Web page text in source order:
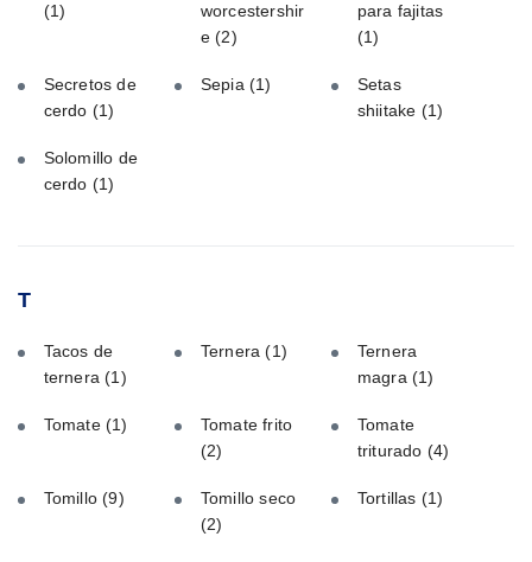
(1)
worcestershir
e(2)
para fajitas
(1)
Secretos de
cerdo (1)
Sepia (1)
Setas
shiitake (1)
Solomillo de
cerdo (1)
T
Tacos de
ternera(1)
Ternera(1)
Ternera
magra(1)
Tomate (1)
Tomate frito
(2)
Tomate
triturado (4)
Tomillo(9)
Tomillo seco
(2)
Tortillas (1)